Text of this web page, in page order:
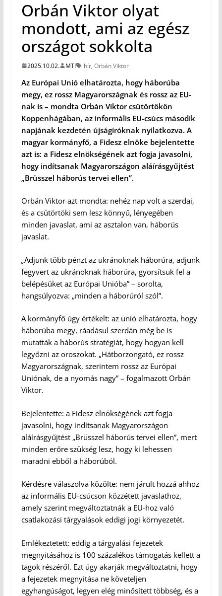
Orbán Viktor olyat
mondott, ami az egész
országot sokkolta
2025.10.02. MTI hír,Orbán Viktor
Az Európai Unió elhatározta, hogy háborúba
megy, ez rossz Magyarországnak és rossz az EU-
nak is – mondta Orbán Viktor csütörtökön
Koppenhágában, az informális EU-csúcs második
napjának kezdetén újságíróknak nyilatkozva. A
magyar kormányfő, a Fidesz elnöke bejelentette
azt is: a Fidesz elnökségének azt fogja javasolni,
hogy indítsanak Magyarországon aláírásgyűjtést
„Brüsszel háborús tervei ellen”.
Orbán Viktor azt mondta: nehéz nap volt a szerdai,
és a csütörtöki sem lesz könnyű, lényegében
minden javaslat, ami az asztalon van, háborús
javaslat.
„Adjunk több pénzt az ukránoknak háborúra, adjunk
fegyvert az ukránoknak háborúra, gyorsítsuk fel a
belépésüket az Európai Unióba” – sorolta,
hangsúlyozva: „minden a háborúról szól”.
A kormányfő úgy értékelt: az unió elhatározta, hogy
háborúba megy, ráadásul szerdán még be is
mutatták a háborús stratégiát, hogy hogyan kell
legyőzni az oroszokat. „Hátborzongató, ez rossz
Magyarországnak, szerintem rossz az Európai
Uniónak, de a nyomás nagy” – fogalmazott Orbán
Viktor.
Bejelentette: a Fidesz elnökségének azt fogja
javasolni, hogy indítsanak Magyarországon
aláírásgyűjtést „Brüsszel háborús tervei ellen”, mert
minden erőre szükség lesz, hogy ki lehessen
maradni ebből a háborúból.
Kérdésre válaszolva közölte: nem járult hozzá ahhoz
az informális EU-csúcson közzétett javaslathoz,
amely szerint megváltoztatnák a EU-hoz való
csatlakozási tárgyalások eddigi jogi környezetét.
Emlékeztetett: eddig a tárgyalási fejezetek
megnyitásához is 100 százalékos támogatás kellett a
tagok részéről. Ezt úgy akarják megváltoztatni, hogy
a fejezetek megnyitása ne követeljen
egyhangúságot, legyen elég minősített többség, és a